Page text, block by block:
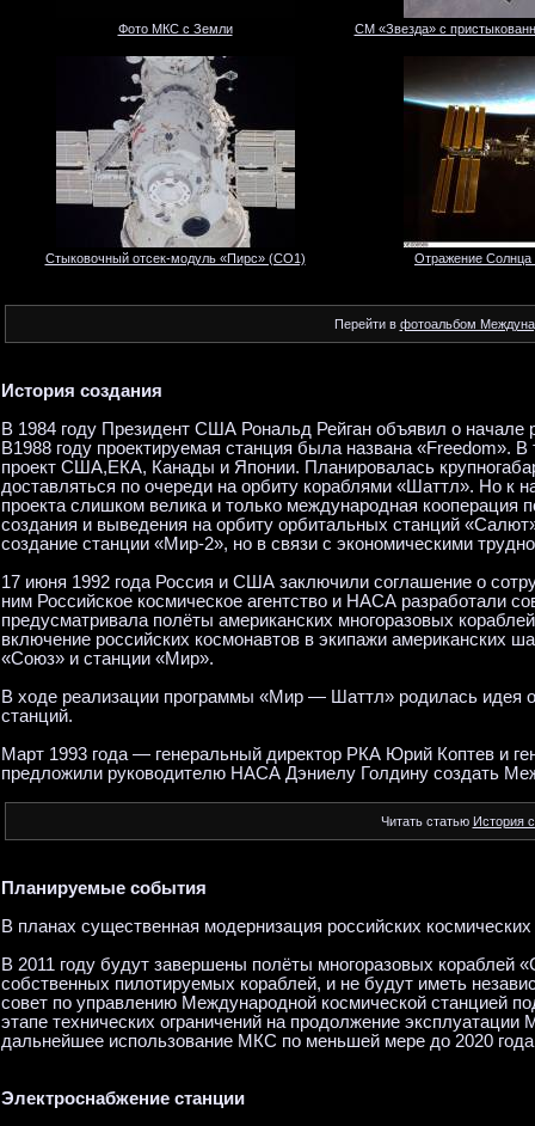
Фото МКС с Земли СМ «Звезда» с
Стыковочный отсек-модуль «Пирс» (СО1) Отражение Солнца
Перейти в фотоальбом
История создания
В 1984 году Президент США Рональд Рейган объявил о начале
В1988 году проектируемая станция была названа «Freedom».
проект США,ЕКА, Канады и Японии. Планировалась
доставляться по очереди на орбиту кораблями «Шаттл». Но к
проекта слишком велика и только международная
создания и выведения на орбиту орбитальных станций
создание станции «Мир-2», но в связи с экономическими
17 июня 1992 года Россия и США заключили соглашение о
ним Российское космическое агентство и НАСА разработали
предусматривала полёты американских многоразовых
включение российских космонавтов в экипажи американских
«Союз» и станции «Мир».
В ходе реализации программы «Мир — Шаттл» родилась идея
станций.
Март 1993 года — генеральный директор РКА Юрий Коптев и
предложили руководителю НАСА Дэниелу Голдину создать
Читать статью История
Планируемые события
В планах существенная модернизация российских
В 2011 году будут завершены полёты многоразовых
собственных пилотируемых кораблей, и не будут иметь
совет по управлению Международной космической станцией
этапе технических ограничений на продолжение
дальнейшее использование МКС по меньшей мере до 2020
Электроснабжение станции